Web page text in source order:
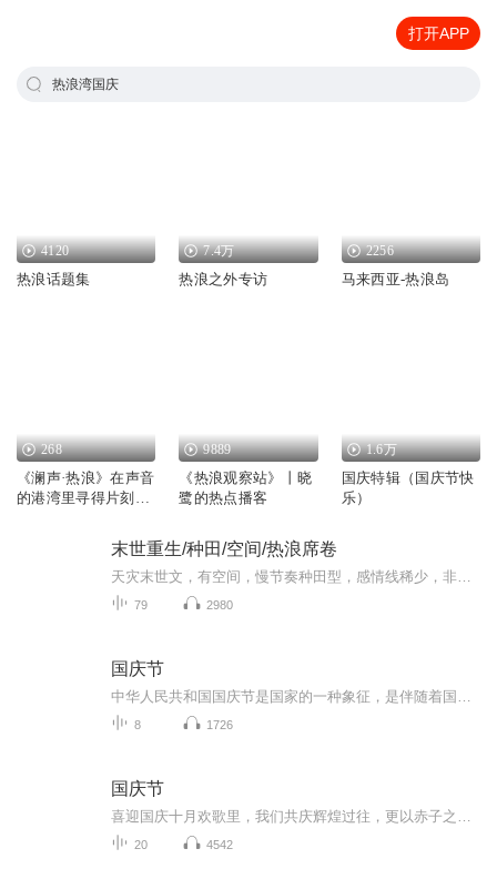
打开APP
热浪湾国庆
4120
热浪话题集
7.4万
热浪之外专访
2256
马来西亚-热浪岛
268
《澜声·热浪》在声音
的港湾里寻得片刻的
9889
《热浪观察站》丨晓
鹭的热点播客
1.6万
国庆特辑（国庆节快
乐）
末世重生/种田/空间/热浪席卷
79 2980
国庆节
8 1726
国庆节
20 4542